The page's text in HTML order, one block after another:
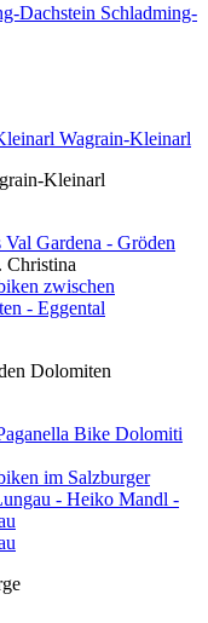
Schladming-
Wagrain-Kleinarl
Kleinarl
Christina
Dolomiten
Dolomiti